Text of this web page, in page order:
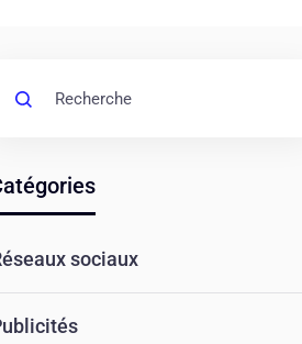
sociaux